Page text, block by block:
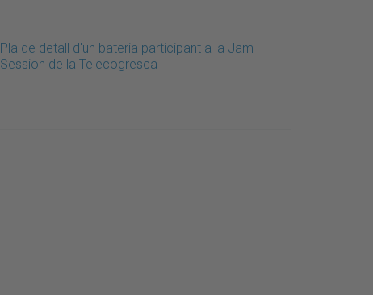
Pla de detall d'un bateria participant a la Jam
Session de la Telecogresca